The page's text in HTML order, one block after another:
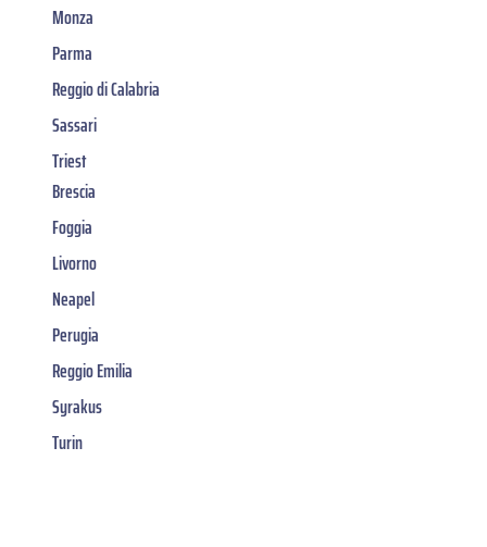
Monza
Parma
Reggio di Calabria
Sassari
Triest
Brescia
Foggia
Livorno
Neapel
Perugia
Reggio Emilia
Syrakus
Turin